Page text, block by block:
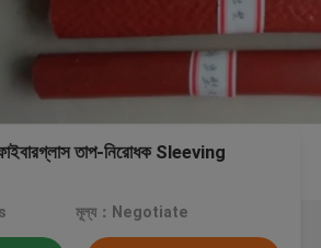
তাপ-নিরোধক Sleeving
মূল্য：Negotiate